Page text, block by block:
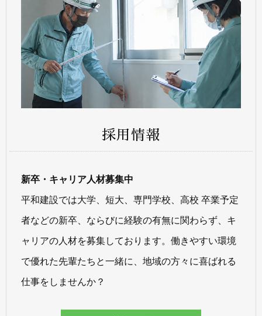
採用情報
新卒・キャリア人材募集中
平和建設では大学、短大、専門学校、高校 卒業予定
者などの新卒、ならびに経験の有無に関わらず、キ
ャリアの人材を募集しております。働きやすい環境
で優れた先輩たちと一緒に、地域の方々に喜ばれる
仕事をしませんか？